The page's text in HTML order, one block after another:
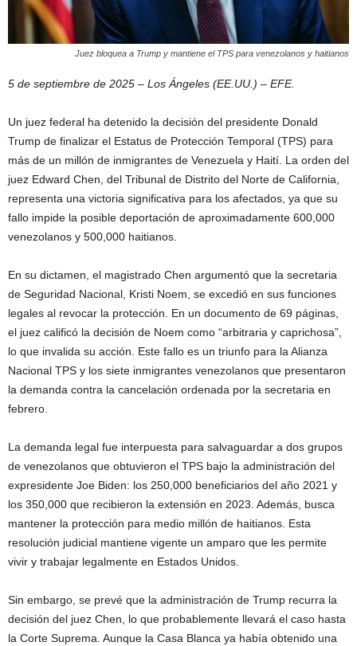
Juez bloquea a Trump y mantiene el TPS para venezolanos y haitianos
5 de septiembre de 2025 – Los Ángeles (EE.UU.) – EFE.
Un juez federal ha detenido la decisión del presidente Donald
Trump de finalizar el Estatus de Protección Temporal (TPS) para
más de un millón de inmigrantes de Venezuela y Haití. La orden del
juez Edward Chen, del Tribunal de Distrito del Norte de California,
representa una victoria significativa para los afectados, ya que su
fallo impide la posible deportación de aproximadamente 600,000
venezolanos y 500,000 haitianos.
En su dictamen, el magistrado Chen argumentó que la secretaria
de Seguridad Nacional, Kristi Noem, se excedió en sus funciones
legales al revocar la protección. En un documento de 69 páginas,
el juez calificó la decisión de Noem como “arbitraria y caprichosa”,
lo que invalida su acción. Este fallo es un triunfo para la Alianza
Nacional TPS y los siete inmigrantes venezolanos que presentaron
la demanda contra la cancelación ordenada por la secretaria en
febrero.
La demanda legal fue interpuesta para salvaguardar a dos grupos
de venezolanos que obtuvieron el TPS bajo la administración del
expresidente Joe Biden: los 250,000 beneficiarios del año 2021 y
los 350,000 que recibieron la extensión en 2023. Además, busca
mantener la protección para medio millón de haitianos. Esta
resolución judicial mantiene vigente un amparo que les permite
vivir y trabajar legalmente en Estados Unidos.
Sin embargo, se prevé que la administración de Trump recurra la
decisión del juez Chen, lo que probablemente llevará el caso hasta
la Corte Suprema. Aunque la Casa Blanca ya había obtenido una